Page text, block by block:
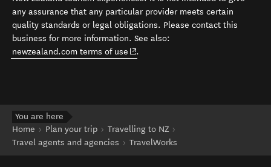
any assurance that any particular provider meets certain
quality standards or legal obligations. Please contact this
business for more information. See also:
newzealand.com terms of use (opens in new window)
.
You are here
Home
Plan your trip
Travelling to NZ
Travel agents and agencies
TravelWorks